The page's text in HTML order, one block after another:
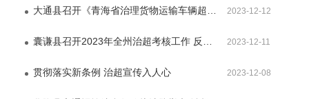
大通县召开《青海省治理货物运输车辆超限超载条例》宣贯安排部署会
2023-12-12
囊谦县召开2023年全州治超考核工作 反馈问题整改工作推进会议
2023-12-11
贯彻落实新条例 治超宣传入人心
2023-12-08